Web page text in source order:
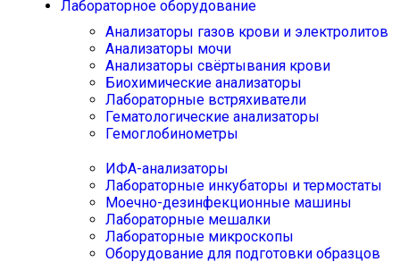
Лабораторное оборудование
Анализаторы газов крови и электролитов
Анализаторы мочи
Анализаторы свёртывания крови
Биохимические анализаторы
Лабораторные встряхиватели
Гематологические анализаторы
Гемоглобинометры
ИФА-анализаторы
Лабораторные инкубаторы и термостаты
Моечно-дезинфекционные машины
Лабораторные мешалки
Лабораторные микроскопы
Оборудование для подготовки образцов